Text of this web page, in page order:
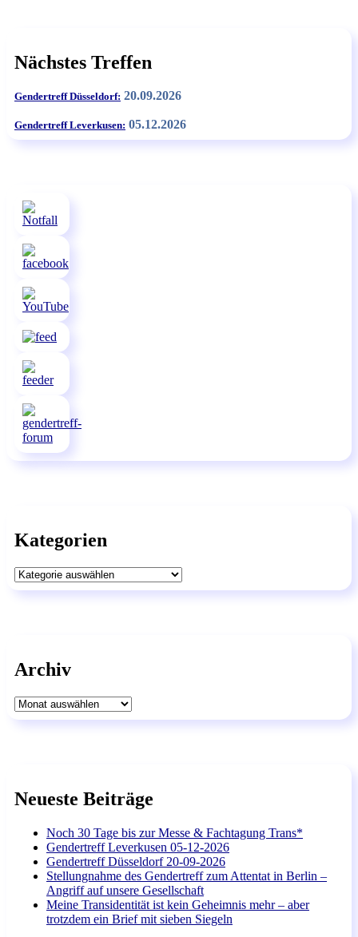
Nächstes Treffen
Gendertreff Düsseldorf: 20.09.2026
Gendertreff Leverkusen: 05.12.2026
Kategorien
Kategorien
Archiv
Archiv
Neueste Beiträge
Noch 30 Tage bis zur Messe & Fachtagung Trans*
Gendertreff Leverkusen 05-12-2026
Gendertreff Düsseldorf 20-09-2026
Stellungnahme des Gendertreff zum Attentat in Berlin –
Angriff auf unsere Gesellschaft
Meine Transidentität ist kein Geheimnis mehr – aber
trotzdem ein Brief mit sieben Siegeln